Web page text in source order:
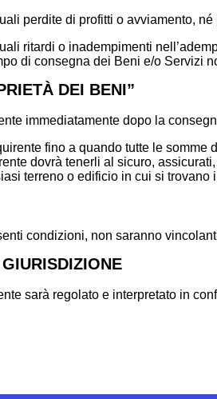
perdite di profitti o avviamento,
ritardi o inadempimenti
di consegna dei Beni e/o Servizi
DEI BENI”
immediatamente dopo la
fino a quando tutte le
dovrà tenerli al sicuro,
terreno o edificio in cui si
condizioni, non saranno
sarà regolato e interpretato in